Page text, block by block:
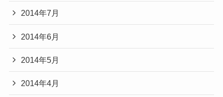
2014年7月
2014年6月
2014年5月
2014年4月